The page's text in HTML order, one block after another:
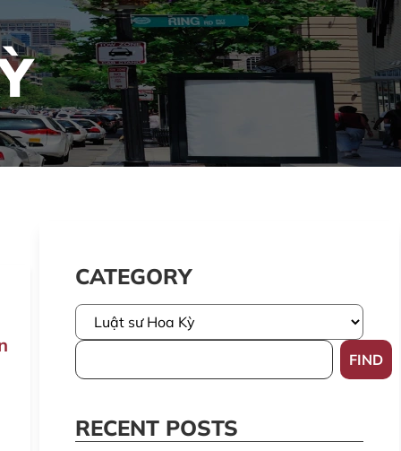
CATEGORY
FIND
RECENT POSTS